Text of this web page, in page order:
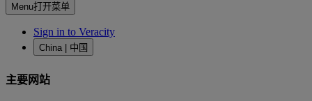
Menu打开菜单
Sign in to Veracity
China | 中国
主要网站